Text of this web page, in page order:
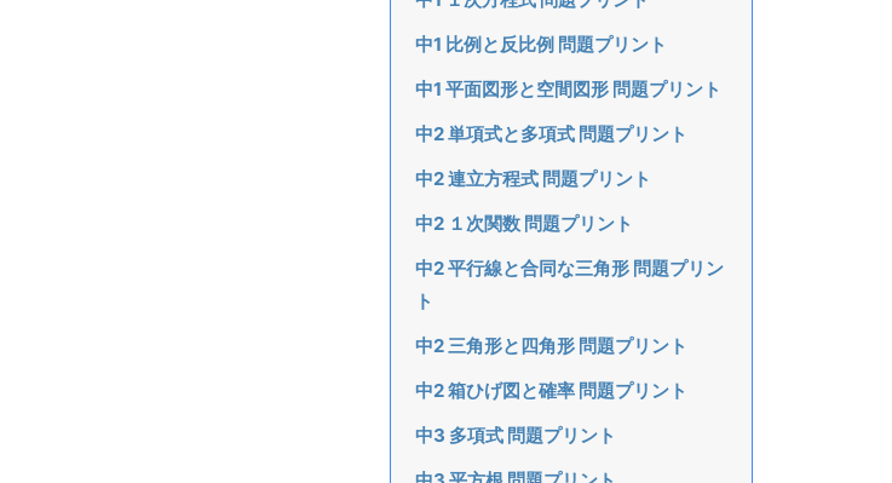
中1 比例と反比例 問題プリント
中1 平面図形と空間図形 問題プリント
中2 単項式と多項式 問題プリント
中2 連立方程式 問題プリント
中2 １次関数 問題プリント
中2 平行線と合同な三角形 問題プリン
ト
中2 三角形と四角形 問題プリント
中2 箱ひげ図と確率 問題プリント
中3 多項式 問題プリント